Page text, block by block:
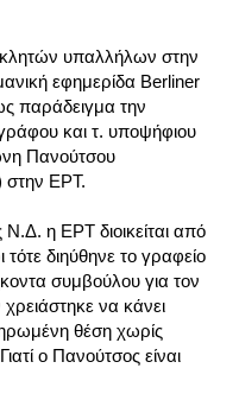
υπαλλήλων στην
εφημερίδα Berliner
παράδειγμα την
και τ. υποψήφιου
Πανούτσου
στην ΕΡΤ.
η ΕΡΤ διοικείται από
διηύθηνε το γραφείο
συμβούλου για τον
να κάνει
θέση χωρίς
ο Πανούτσος είναι